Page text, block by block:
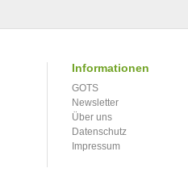
Informationen
GOTS
Newsletter
Über uns
Datenschutz
Impressum